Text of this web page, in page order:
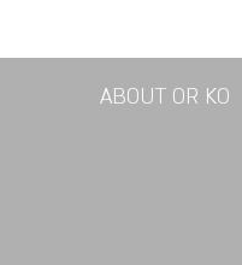
ABOUT OR KO